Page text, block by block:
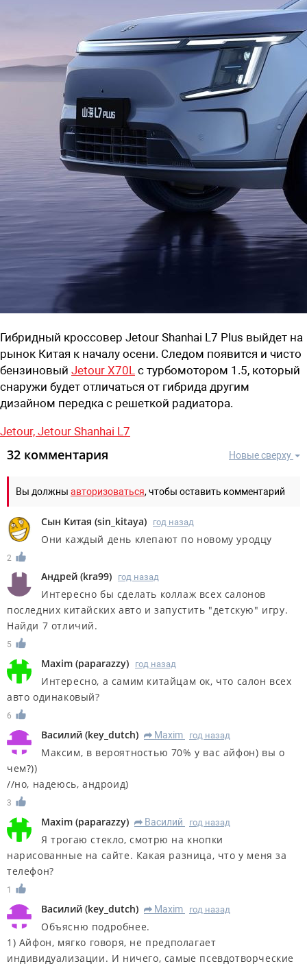
Гибридный кроссовер Jetour Shanhai L7 Plus выйдет на
рынок Китая к началу осени. Следом появится и чисто
бензиновый Jetour X70L с турбомотором 1.5, который
снаружи будет отличаться от гибрида другим
дизайном передка с решеткой радиатора.
Jetour, Jetour Shanhai L7
Новые сверху
32 комментария
Вы должны авторизоваться, чтобы оставить комментарий
Сын Китая (sin_kitaya) год назад
Они каждый день клепают по новому уродцу
2
Андрей (kra99) год назад
Интересно бы сделать коллаж всех салонов
последних китайских авто и запустить "детскую" игру.
Найди 7 отличий.
5
Maxim (paparazzy) год назад
Интересно, а самим китайцам ок, что салон всех
авто одинаковый?
6
Василий (key_dutch) R Maxim год назад
Максим, в вероятностью 70% у вас айфон) вы о
чем?))
//но, надеюсь, андроид)
3
Maxim (paparazzy) R Василий год назад
Я трогаю стекло, смотрю на кнопки
нарисованные на сайте. Какая разница, что у меня за
телефон?
1
Василий (key_dutch) R Maxim год назад
Объясню подробнее.
1) Айфон, мягко говоря, не предполагает
индивидуализации. И ничего, самые псевдотворческие